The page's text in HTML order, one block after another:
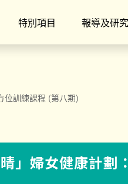
特別項目 報導及研究
位訓練課程 (第八期)
」婦女健康計劃